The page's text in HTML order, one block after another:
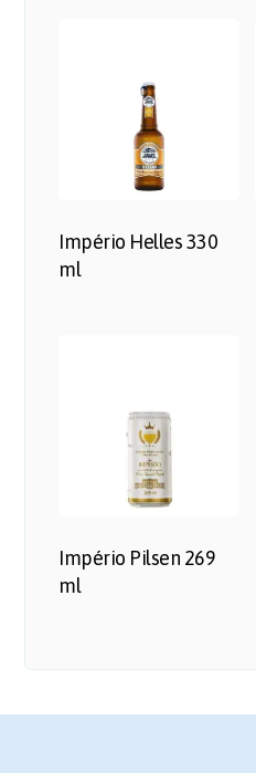
Império Helles 330
ml
Império Pilsen 269
ml